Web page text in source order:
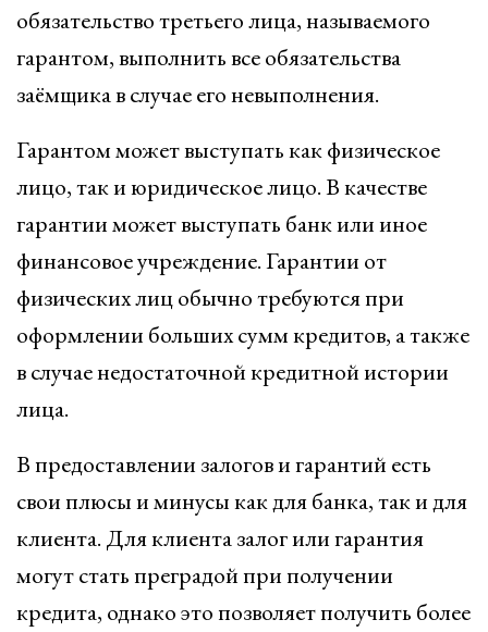
обязательство третьего лица, называемого
гарантом, выполнить все обязательства
заёмщика в случае его невыполнения.
Гарантом может выступать как физическое
лицо, так и юридическое лицо. В качестве
гарантии может выступать банк или иное
финансовое учреждение. Гарантии от
физических лиц обычно требуются при
оформлении больших сумм кредитов, а также
в случае недостаточной кредитной истории
лица.
В предоставлении залогов и гарантий есть
свои плюсы и минусы как для банка, так и для
клиента. Для клиента залог или гарантия
могут стать преградой при получении
кредита, однако это позволяет получить более